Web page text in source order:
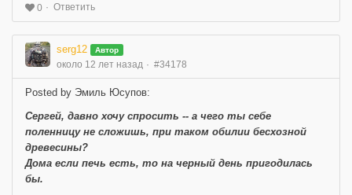
0 Ответить
serg12 Автор
около 12 лет назад #34178
Posted by Эмиль Юсупов:
Сергей, давно хочу спросить -- а чего ты себе
поленницу не сложишь, при таком обилии бесхозной
древесины?
Дома если печь есть, то на черный день пригодилась
бы.